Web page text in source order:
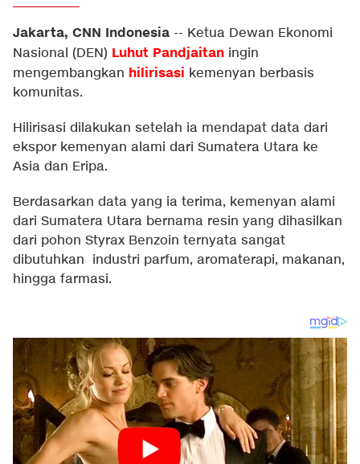
Jakarta, CNN Indonesia -- Ketua Dewan Ekonomi
Nasional (DEN) Luhut Pandjaitan ingin
mengembangkan hilirisasi kemenyan berbasis
komunitas.
Hilirisasi dilakukan setelah ia mendapat data dari
ekspor kemenyan alami dari Sumatera Utara ke
Asia dan Eripa.
Berdasarkan data yang ia terima, kemenyan alami
dari Sumatera Utara bernama resin yang dihasilkan
dari pohon Styrax Benzoin ternyata sangat
dibutuhkan industri parfum, aromaterapi, makanan,
hingga farmasi.